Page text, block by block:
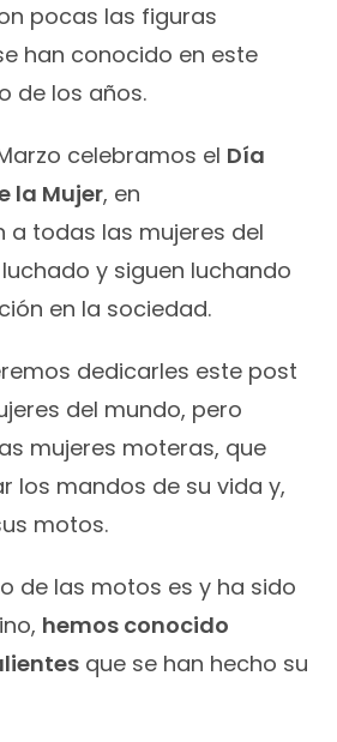
pocas las figuras
han conocido en este
de los años.
celebramos el Día
la Mujer, en
a todas las mujeres del
y siguen luchando
en la sociedad.
dedicarles este post
del mundo, pero
mujeres moteras, que
los mandos de su vida y,
motos.
de las motos es y ha sido
hemos conocido
que se han hecho su